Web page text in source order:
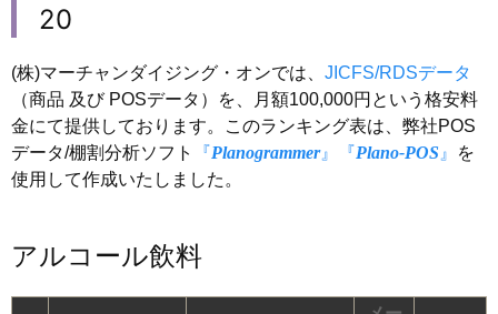
20
(株)マーチャンダイジング・オンでは、 JICFS/RDSデータ
（商品 及び POSデータ）を、月額100,000円という格安料
金にて提供しております。このランキング表は、弊社POS
データ/棚割分析ソフト
『Planogrammer』 『Plano-POS 』
を
使用して作成いたしました。
アルコール飲料